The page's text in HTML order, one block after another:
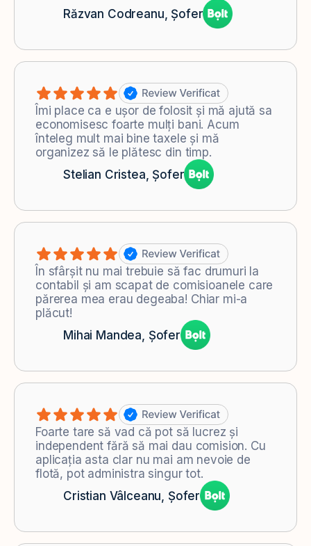
Răzvan Codreanu, Șofer
Îmi place ca e ușor de folosit și mă ajută sa
economisesc foarte mulți bani. Acum
înteleg mult mai bine taxele și mă
organizez să le plătesc din timp.
Stelian Cristea, Șofer
În sfârșit nu mai trebuie să fac drumuri la
contabil și am scapat de comisioanele care
părerea mea erau degeaba! Chiar mi-a
plăcut!
Mihai Mandea, Șofer
Foarte tare să vad că pot să lucrez și
independent fără să mai dau comision. Cu
aplicația asta clar nu mai am nevoie de
flotă, pot administra singur tot.
Cristian Vâlceanu, Șofer